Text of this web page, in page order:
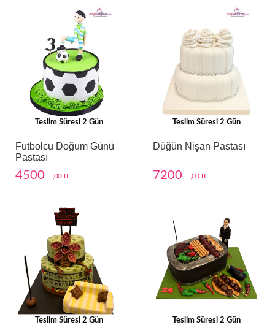
Teslim Süresi 2 Gün
Futbolcu Doğum Günü
Pastası
4500 ,00 TL
Teslim Süresi 2 Gün
Düğün Nişan Pastası
7200 ,00 TL
Teslim Süresi 2 Gün Teslim Süresi 2 Gün